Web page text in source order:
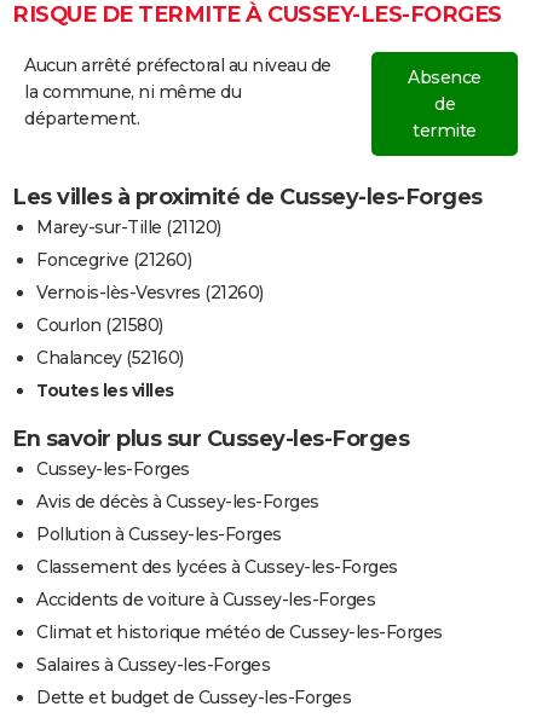
RISQUE DE TERMITE À CUSSEY-LES-FORGES
Aucun arrêté préfectoral au niveau de
la commune, ni même du
département.
Absence
de
termite
Les villes à proximité de Cussey-les-Forges
Marey-sur-Tille (21120)
Foncegrive (21260)
Vernois-lès-Vesvres (21260)
Courlon (21580)
Chalancey (52160)
Toutes les villes
En savoir plus sur Cussey-les-Forges
Cussey-les-Forges
Avis de décès à Cussey-les-Forges
Pollution à Cussey-les-Forges
Classement des lycées à Cussey-les-Forges
Accidents de voiture à Cussey-les-Forges
Climat et historique météo de Cussey-les-Forges
Salaires à Cussey-les-Forges
Dette et budget de Cussey-les-Forges